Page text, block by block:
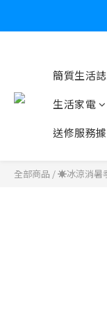
簡質生活誌
生活家電
送修服務
全部商品 /☀️冰涼消暑